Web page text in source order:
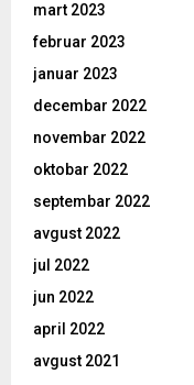
mart 2023
februar 2023
januar 2023
decembar 2022
novembar 2022
oktobar 2022
septembar 2022
avgust 2022
jul 2022
jun 2022
april 2022
avgust 2021